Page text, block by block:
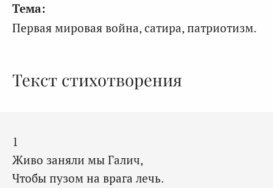
Тема:
Первая мировая война, сатира, патриотизм.
Текст стихотворения
1
Живо заняли мы Галич,
Чтобы пузом на врага лечь.